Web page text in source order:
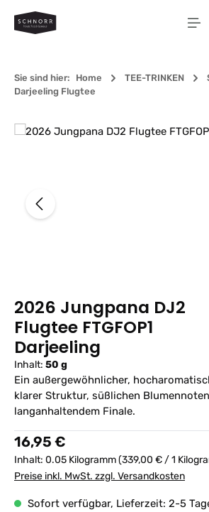
Zum Hauptinhalt springen
Sie sind hier: Home TEE-TRINKEN
Darjeeling Flugtee
Bildergalerie überspringen
2026 Jungpana DJ2
Flugtee FTGFOP1
Darjeeling
Inhalt: 50 g
Ein außergewöhnlicher,
klarer Struktur, süßlichen
langanhaltendem Finale.
Regulärer Preis:
16,95 €
Inhalt: 0.05 Kilogramm(339,00 € / 1
Preise inkl. MwSt. zzgl. Versandkosten
Sofort verfügbar, Lieferzeit: 2-5